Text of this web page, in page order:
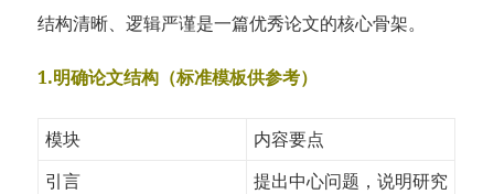
结构清晰、逻辑严谨是一篇优秀论文的核心骨架。
1.明确论文结构（标准模板供参考）
模块
内容要点
引言
提出中心问题，说明研究